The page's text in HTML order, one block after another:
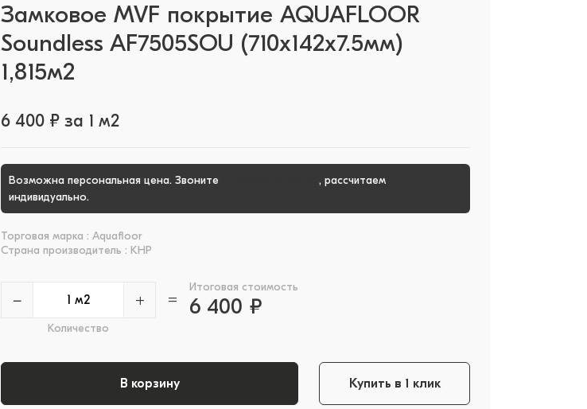
Замковое MVF покрытие AQUAFLOOR
Soundless AF7505SOU (710x142x7.5мм)
1,815м2
6 400 ₽ за 1 м2
Возможна персональная цена. Звоните
, рассчитаем
индивидуально.
Торговая марка : Aquafloor
Страна производитель : КНР
− +
Количество
=
Итоговая стоимость
6 400 ₽
В корзину Купить в 1 клик